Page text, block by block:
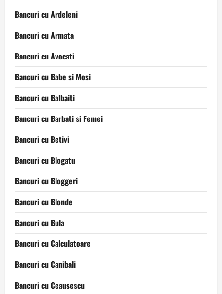
Bancuri cu Ardeleni
Bancuri cu Armata
Bancuri cu Avocati
Bancuri cu Babe si Mosi
Bancuri cu Balbaiti
Bancuri cu Barbati si Femei
Bancuri cu Betivi
Bancuri cu Blogatu
Bancuri cu Bloggeri
Bancuri cu Blonde
Bancuri cu Bula
Bancuri cu Calculatoare
Bancuri cu Canibali
Bancuri cu Ceausescu